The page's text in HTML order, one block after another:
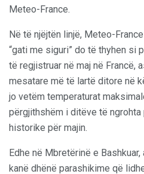
Meteo-France.
Në të njëjtën linjë, Meteo-
“gati me siguri” do të thyhen si
të regjistruar në maj në Francë,
mesatare më të lartë ditore në
jo vetëm temperaturat
përgjithshëm i ditëve të
historike për majin.
Edhe në Mbretërinë e
kanë dhënë parashikime që